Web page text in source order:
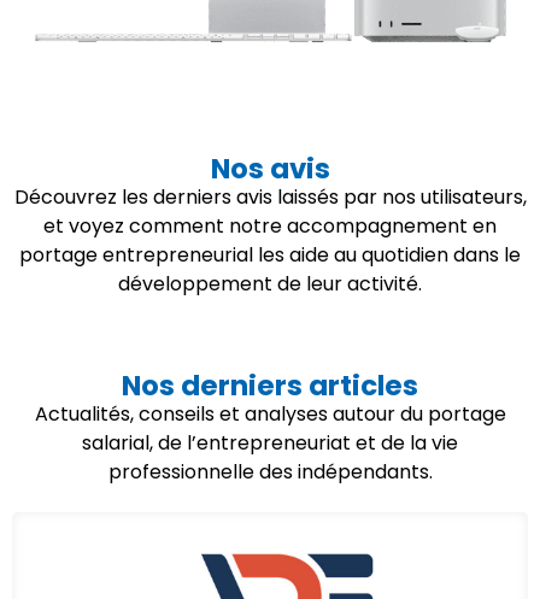
Nos avis
Découvrez les derniers avis laissés par nos utilisateurs,
et voyez comment notre accompagnement en
portage entrepreneurial les aide au quotidien dans le
développement de leur activité.
Nos derniers articles
Actualités, conseils et analyses autour du portage
salarial, de l’entrepreneuriat et de la vie
professionnelle des indépendants.